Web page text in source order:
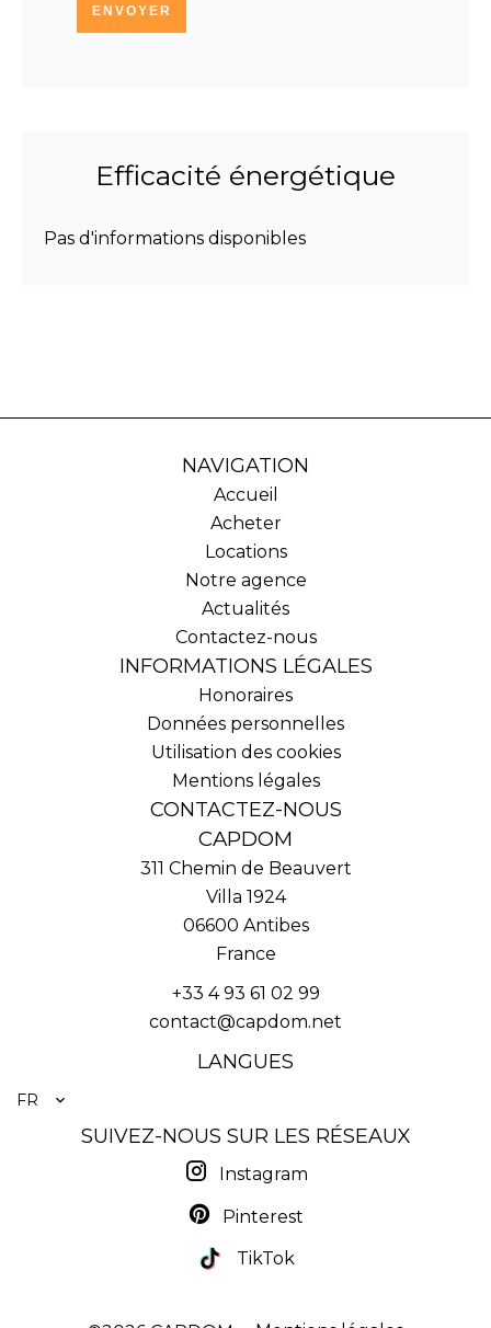
ENVOYER
Efficacité énergétique
Pas d'informations disponibles
NAVIGATION
Accueil
Acheter
Locations
Notre agence
Actualités
Contactez-nous
INFORMATIONS LÉGALES
Honoraires
Données personnelles
Utilisation des cookies
Mentions légales
CONTACTEZ-NOUS
CAPDOM
311 Chemin de Beauvert
Villa 1924
06600 Antibes
France
+33 4 93 61 02 99
contact@capdom.net
LANGUES
FR
SUIVEZ-NOUS SUR LES RÉSEAUX
Instagram
Pinterest
TikTok